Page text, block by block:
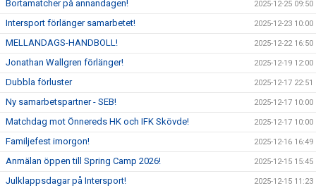
Bortamatcher på annandagen! 2025-12-25 09:50
Intersport förlänger samarbetet! 2025-12-23 10:00
MELLANDAGS-HANDBOLL! 2025-12-22 16:50
Jonathan Wallgren förlänger! 2025-12-19 12:00
Dubbla förluster 2025-12-17 22:51
Ny samarbetspartner - SEB! 2025-12-17 10:00
Matchdag mot Önnereds HK och IFK Skövde! 2025-12-17 10:00
Familjefest imorgon! 2025-12-16 16:49
Anmälan öppen till Spring Camp 2026! 2025-12-15 15:45
Julklappsdagar på Intersport! 2025-12-15 11:23